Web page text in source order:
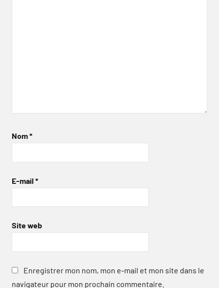
Nom*
E-mail *
Site web
Enregistrer mon nom, mon e-mail et mon site dans le
navigateur pour mon prochain commentaire.